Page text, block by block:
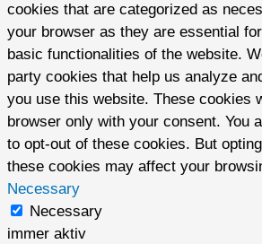
cookies that are categorized as
your browser as they are essential
basic functionalities of the website.
party cookies that help us analyze
you use this website. These cookies
browser only with your consent. You
to opt-out of these cookies. But
these cookies may affect your
Necessary
Necessary
immer aktiv